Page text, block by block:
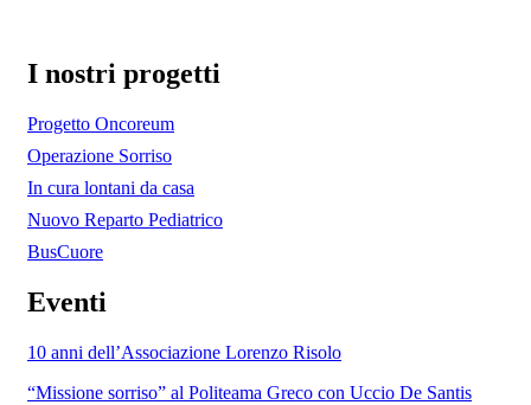
I nostri progetti
Progetto Oncoreum
Operazione Sorriso
In cura lontani da casa
Nuovo Reparto Pediatrico
BusCuore
Eventi
10 anni dell’Associazione Lorenzo Risolo
“Missione sorriso” al Politeama Greco con Uccio De Santis